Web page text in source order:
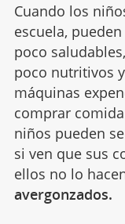
Cuando los
escuela,
poco
poco nutritivos
máquinas
comprar
niños pueden
si ven que sus
ellos no lo
avergonzados.